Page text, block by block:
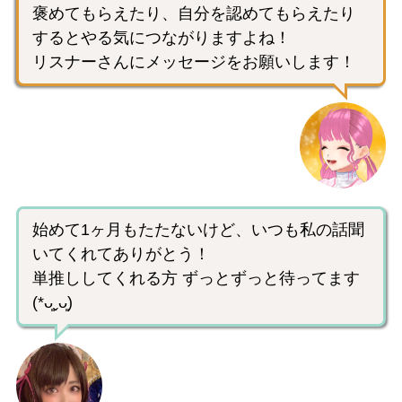
褒めてもらえたり、自分を認めてもらえたり
するとやる気につながりますよね！
リスナーさんにメッセージをお願いします！
始めて1ヶ月もたたないけど、いつも私の話聞
いてくれてありがとう！
単推ししてくれる方 ずっとずっと待ってます
(*ᴗ͈ˬᴗ͈)